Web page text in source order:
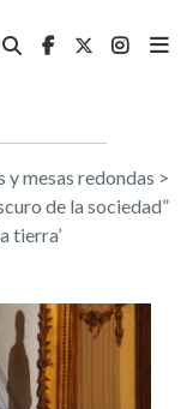
y mesas redondas >
de la sociedad”
tierra’